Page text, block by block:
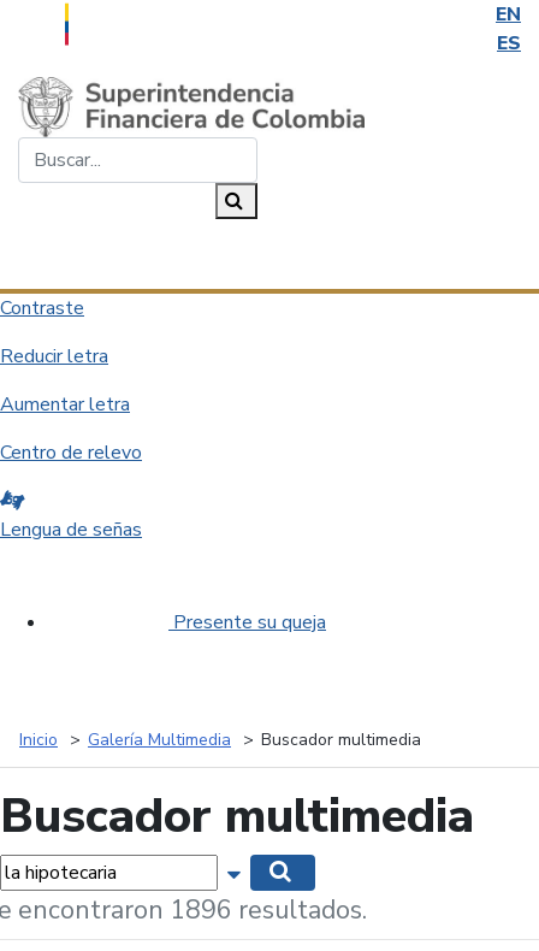
EN
ES
Saltar al contenido principal
Contraste
Reducir letra
Aumentar letra
Centro de relevo
Lengua de señas
Presente su queja
Inicio Galería Multimedia Buscador multimedia
Buscador multimedia
Mostrar opciones de búsqueda
encontraron 1896 resultados.